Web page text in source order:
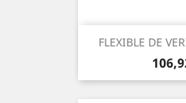
FLEXIBLE DE
Prix